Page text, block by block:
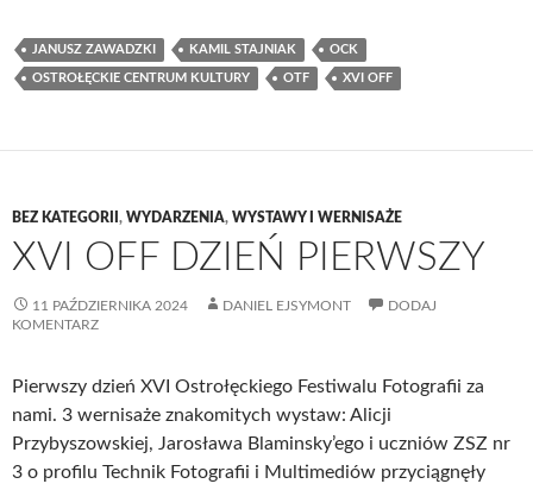
JANUSZ ZAWADZKI KAMIL STAJNIAK OCK
OSTROŁĘCKIE CENTRUM KULTURY OTF XVI OFF
BEZ KATEGORII , WYDARZENIA, WYSTAWY I WERNISAŻE
XVI OFF DZIEŃ PIERWSZY
11 PAŹDZIERNIKA 2024 DANIEL EJSYMONT
DODAJ
KOMENTARZ
Pierwszy dzień XVI Ostrołęckiego Festiwalu Fotografii za
nami. 3 wernisaże znakomitych wystaw: Alicji
Przybyszowskiej, Jarosława Blaminsky’ego i uczniów ZSZ nr
3 o profilu Technik Fotografii i Multimediów przyciągnęły